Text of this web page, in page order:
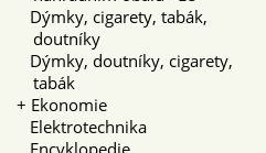
Dýmky, cigarety, tabák,
doutníky
Dýmky, doutníky, cigarety,
tabák
+ Ekonomie
Elektrotechnika
Encyklopedie